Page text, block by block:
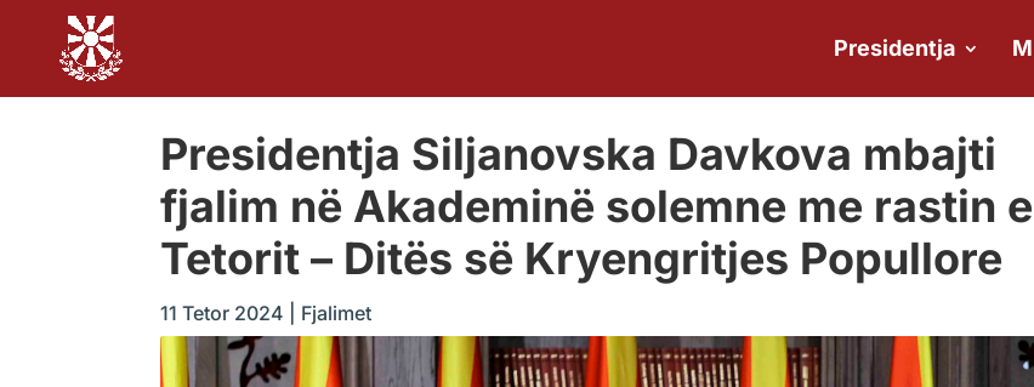
Presidentja
Presidentja Siljanovska Davkova mbajti
fjalim në Akademinë solemne me rastin e
Tetorit – Ditës së Kryengritjes Popullore
11 Tetor 2024 Fjalimet